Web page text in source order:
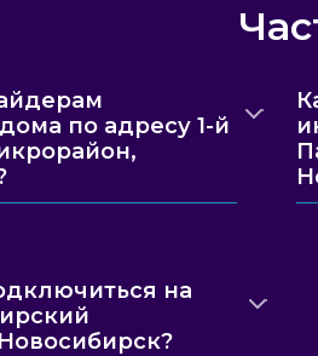
по адресу 1-й
на